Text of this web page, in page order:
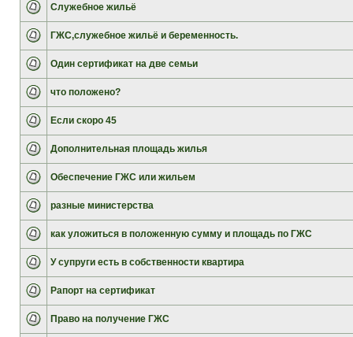
Служебное жильё
ГЖС,служебное жильё и беременность.
Один сертификат на две семьи
что положено?
Если скоро 45
Дополнительная площадь жилья
Обеспечение ГЖС или жильем
разные министерства
как уложиться в положенную сумму и площадь по ГЖС
У супруги есть в собственности квартира
Рапорт на сертификат
Право на получение ГЖС